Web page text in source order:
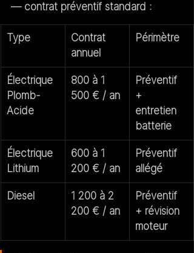
— contrat préventif standard :
Type
Contrat
annuel
Périmètre
Électrique
Plomb-
Acide
800 à 1
500 € / an
Préventif
+
entretien
batterie
Électrique
Lithium
600 à 1
200 € / an
Préventif
allégé
Diesel
1 200 à 2
200 € / an
Préventif
+ révision
moteur